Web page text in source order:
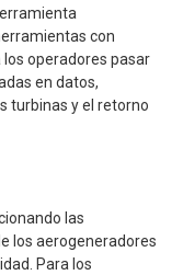
con
los operadores pasar
en datos,
turbinas y el retorno
las
los aerogeneradores
Para los